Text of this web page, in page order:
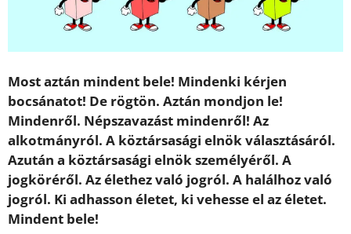
Most aztán mindent bele! Mindenki kérjen
bocsánatot! De rögtön. Aztán mondjon le!
Mindenről. Népszavazást mindenről! Az
alkotmányról. A köztársasági elnök választásáról.
Azután a köztársasági elnök személyéről. A
jogköréről. Az élethez való jogról. A halálhoz való
jogról. Ki adhasson életet, ki vehesse el az életet.
Mindent bele!